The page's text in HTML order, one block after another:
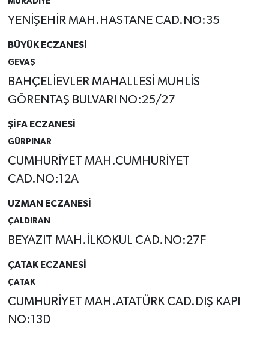
YENİŞEHİR MAH.HASTANE CAD.NO:35
BÜYÜK ECZANESİ
GEVAŞ
BAHÇELİEVLER MAHALLESİ MUHLİS
GÖRENTAŞ BULVARI NO:25/27
ŞİFA ECZANESİ
GÜRPINAR
CUMHURİYET MAH.CUMHURİYET
CAD.NO:12A
UZMAN ECZANESİ
ÇALDIRAN
BEYAZIT MAH.İLKOKUL CAD.NO:27F
ÇATAK ECZANESİ
ÇATAK
CUMHURİYET MAH.ATATÜRK CAD.DIŞ KAPI
NO:13D